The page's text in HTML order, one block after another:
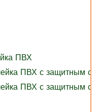
ПВХ
ПВХ с защитным
ПВХ с защитным